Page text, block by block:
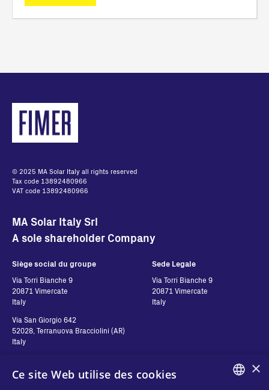
© 2025 MA Solar Italy all rights reserved
Tax code 13892480966
VAT code 13892480966
MA Solar Italy Srl
A sole shareholder Company
Siège social du groupe
Via Torri Bianche 9
20871 Vimercate
Italy
Via San Giorgio 642
52028, Terranuova Bracciolini (AR)
Italy
Sede Legale
Via Torri Bianche 9
20871 Vimercate
Italy
Contatti Suivez-nous
×
Ce site Web utilise des cookies